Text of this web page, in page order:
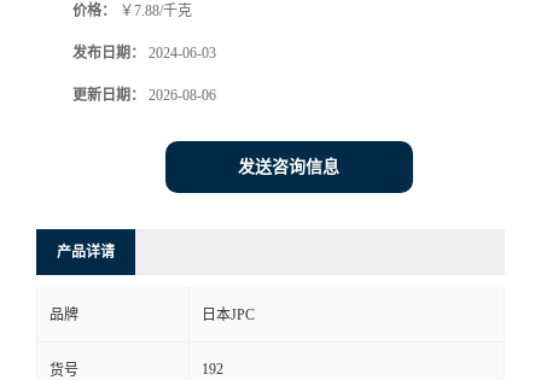
价格： ￥7.88/千克
发布日期： 2024-06-03
更新日期： 2026-08-06
发送咨询信息
产品详请
品牌 日本JPC
货号 192